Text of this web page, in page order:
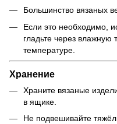
Большинство вязаных
Если это необходимо,
гладьте через
температуре.
Хранение
Храните вязаные
в ящике.
Не подвешивайте